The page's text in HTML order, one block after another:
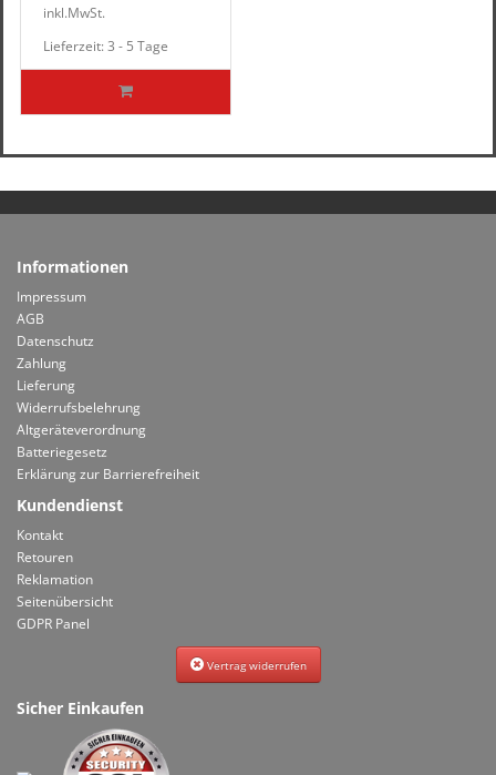
inkl.MwSt.
Lieferzeit: 3 - 5 Tage
Informationen
Impressum
AGB
Datenschutz
Zahlung
Lieferung
Widerrufsbelehrung
Altgeräteverordnung
Batteriegesetz
Erklärung zur Barrierefreiheit
Kundendienst
Kontakt
Retouren
Reklamation
Seitenübersicht
GDPR Panel
Vertrag widerrufen
Sicher Einkaufen